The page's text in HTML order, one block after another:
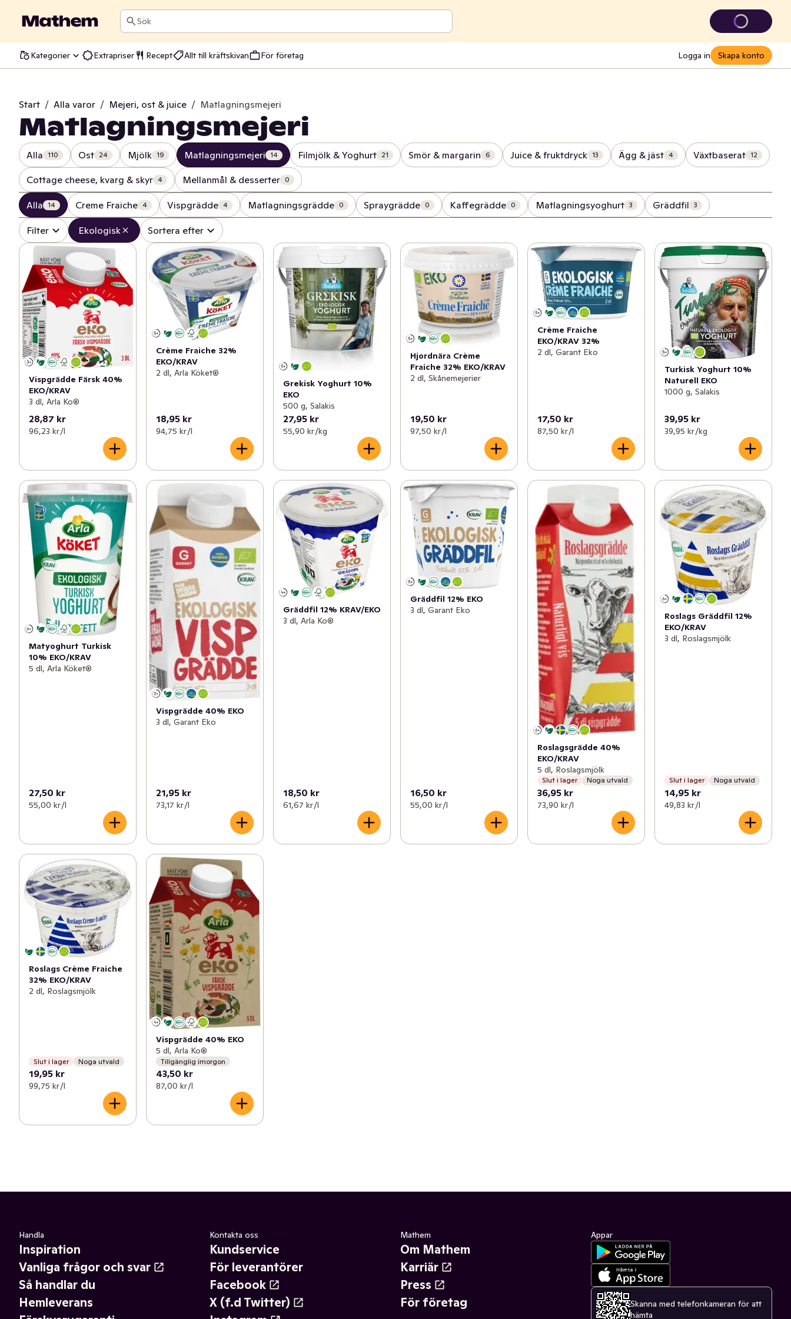
Sök
Kategorier Extrapriser Recept Allt till kräftskivan För företag Logga in Skapa konto
Start / Alla varor / Mejeri, ost & juice / Matlagningsmejeri
Matlagningsmejeri
Alla 110 Ost 24 Mjölk 19 Matlagningsmejeri 14 Filmjölk & Yoghurt 21 Smör & margarin 6 Juice & fruktdryck 13 Ägg & jäst 4 Växtbaserat 12
Cottage cheese, kvarg & skyr 4 Mellanmål & desserter 0
Alla 14 Creme Fraiche 4 Vispgrädde 4 Matlagningsgrädde 0 Spraygrädde 0 Kaffegrädde 0 Matlagningsyoghurt 3 Gräddfil 3
Filter Sortera efter
Ekologisk
Vispgrädde Färsk 40%
EKO/KRAV
3 dl, Arla Ko®
28,87 kr
96,23 kr /l
Crème Fraiche 32%
EKO/KRAV
2 dl, Arla Köket®
18,95 kr
94,75 kr /l
Grekisk Yoghurt 10%
EKO
500 g, Salakis
27,95 kr
55,90 kr /kg
Hjordnära Crème
Fraiche 32% EKO/KRAV
2 dl, Skånemejerier
19,50 kr
97,50 kr /l
Crème Fraiche
EKO/KRAV 32%
2 dl, Garant Eko
17,50 kr
87,50 kr /l
Turkisk Yoghurt 10%
Naturell EKO
1000 g, Salakis
39,95 kr
39,95 kr /kg
Matyoghurt Turkisk
10% EKO/KRAV
5 dl, Arla Köket®
27,50 kr
55,00 kr /l
Vispgrädde 40% EKO
3 dl, Garant Eko
21,95 kr
73,17 kr /l
Gräddfil 12% KRAV/EKO
3 dl, Arla Ko®
18,50 kr
61,67 kr /l
Gräddfil 12% EKO
3 dl, Garant Eko
16,50 kr
55,00 kr /l
Roslagsgrädde 40%
EKO/KRAV
5 dl, Roslagsmjölk
Slut i lager Noga utvald
36,95 kr
73,90 kr /l
Roslags Gräddfil 12%
EKO/KRAV
3 dl, Roslagsmjölk
Slut i lager Noga utvald
14,95 kr
49,83 kr /l
Roslags Crème Fraiche
32% EKO/KRAV
2 dl, Roslagsmjölk
Slut i lager Noga utvald
19,95 kr
99,75 kr /l
Vispgrädde 40% EKO
5 dl, Arla Ko®
Tillgänglig imorgon
43,50 kr
87,00 kr /l
Handla
Inspiration
Vanliga frågor och svar
Så handlar du
Hemleverans
Kontakta oss
Kundservice
För leverantörer
Facebook
X (f.d Twitter)
Mathem
Om Mathem
Karriär
Press
För företag
Appar
Skanna med telefonkameran för att
hämta